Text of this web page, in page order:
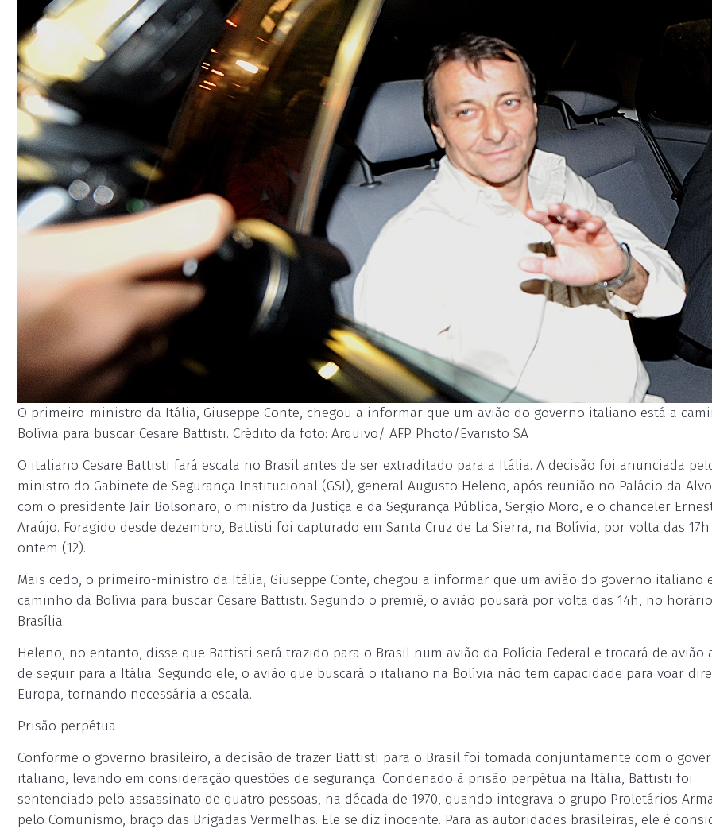
O primeiro-ministro da Itália, Giuseppe Conte, chegou a informar que um avião do governo italiano está a
Bolívia para buscar Cesare Battisti. Crédito da foto: Arquivo/ AFP Photo/Evaristo SA
O italiano Cesare Battisti fará escala no Brasil antes de ser extraditado para a Itália. A decisão foi anunciada
ministro do Gabinete de Segurança Institucional (GSI), general Augusto Heleno, após reunião no Palácio da
com o presidente Jair Bolsonaro, o ministro da Justiça e da Segurança Pública, Sergio Moro, e o chanceler
Araújo. Foragido desde dezembro, Battisti foi capturado em Santa Cruz de La Sierra, na Bolívia, por volta das 17h
ontem (12).
Mais cedo, o primeiro-ministro da Itália, Giuseppe Conte, chegou a informar que um avião do governo italiano
caminho da Bolívia para buscar Cesare Battisti. Segundo o premiê, o avião pousará por volta das 14h, no
Brasília.
Heleno, no entanto, disse que Battisti será trazido para o Brasil num avião da Polícia Federal e trocará de avião
de seguir para a Itália. Segundo ele, o avião que buscará o italiano na Bolívia não tem capacidade para voar
Europa, tornando necessária a escala.
Prisão perpétua
Conforme o governo brasileiro, a decisão de trazer Battisti para o Brasil foi tomada conjuntamente com o
italiano, levando em consideração questões de segurança. Condenado à prisão perpétua na Itália, Battisti foi
sentenciado pelo assassinato de quatro pessoas, na década de 1970, quando integrava o grupo Proletários
pelo Comunismo, braço das Brigadas Vermelhas. Ele se diz inocente. Para as autoridades brasileiras, ele é